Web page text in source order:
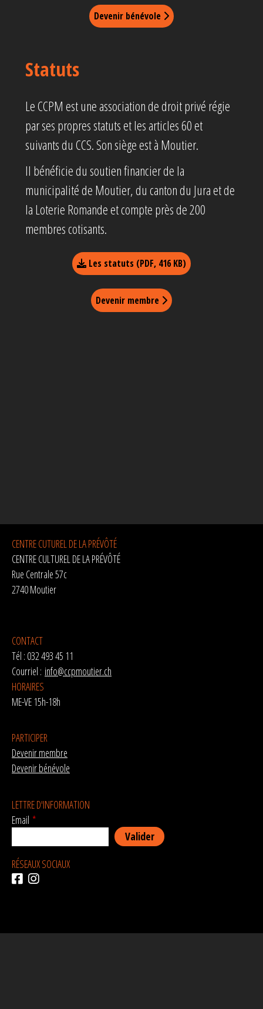
Devenir bénévole
Statuts
Le CCPM est une association de droit privé régie
par ses propres statuts et les articles 60 et
suivants du CCS. Son siège est à Moutier.
Il bénéficie du soutien financier de la
municipalité de Moutier, du canton du Jura et de
la Loterie Romande et compte près de 200
membres cotisants.
Les statuts (PDF, 416 KB)
Devenir membre
CENTRE CUTUREL DE LA PRÉVÔTÉ
CENTRE CULTUREL DE LA PRÉVÔTÉ
Rue Centrale 57c
2740 Moutier
CONTACT
Tél : 032 493 45 11
Courriel : info@ccpmoutier.ch
HORAIRES
ME-VE 15h-18h
PARTICIPER
Devenir membre
Devenir bénévole
LETTRE D'INFORMATION
Email *
RÉSEAUX SOCIAUX